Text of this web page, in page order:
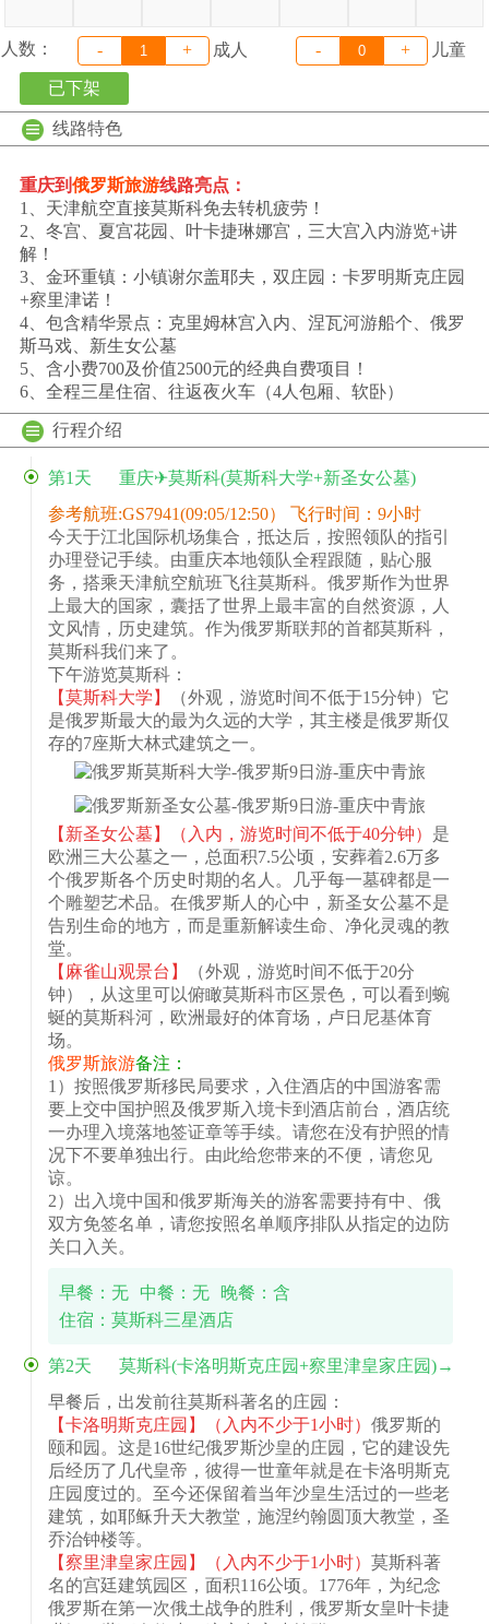
人数： - + 成人 - + 儿童
已下架
线路特色
重庆到俄罗斯旅游线路亮点：
1、天津航空直接莫斯科免去转机疲劳！
2、冬宫、夏宫花园、叶卡捷琳娜宫，三大宫入内游览+讲
解！
3、金环重镇：小镇谢尔盖耶夫，双庄园：卡罗明斯克庄园
+察里津诺！
4、包含精华景点：克里姆林宫入内、涅瓦河游船个、俄罗
斯马戏、新生女公墓
5、含小费700及价值2500元的经典自费项目！
6、全程三星住宿、往返夜火车（4人包厢、软卧）
行程介绍
第1天
重庆✈莫斯科(莫斯科大学+新圣女公墓)
参考航班:GS7941(09:05/12:50） 飞行时间：9小时
今天于江北国际机场集合，抵达后，按照领队的指引
办理登记手续。由重庆本地领队全程跟随，贴心服
务，搭乘天津航空航班飞往莫斯科。俄罗斯作为世界
上最大的国家，囊括了世界上最丰富的自然资源，人
文风情，历史建筑。作为俄罗斯联邦的首都莫斯科，
莫斯科我们来了。
下午游览莫斯科：
【莫斯科大学】
（外观，游览时间不低于15分钟）它
是俄罗斯最大的最为久远的大学，其主楼是俄罗斯仅
存的7座斯大林式建筑之一。
【新圣女公墓】 （入内，游览时间不低于40分钟） 是
欧洲三大公墓之一，总面积7.5公顷，安葬着2.6万多
个俄罗斯各个历史时期的名人。几乎每一墓碑都是一
个雕塑艺术品。在俄罗斯人的心中，新圣女公墓不是
告别生命的地方，而是重新解读生命、净化灵魂的教
堂。
【麻雀山观景台】
（外观，游览时间不低于20分
钟），从这里可以俯瞰莫斯科市区景色，可以看到蜿
蜒的莫斯科河，欧洲最好的体育场，卢日尼基体育
场。
俄罗斯旅游备注：
1）按照俄罗斯移民局要求，入住酒店的中国游客需
要上交中国护照及俄罗斯入境卡到酒店前台，酒店统
一办理入境落地签证章等手续。请您在没有护照的情
况下不要单独出行。由此给您带来的不便，请您见
谅。
2）出入境中国和俄罗斯海关的游客需要持有中、俄
双方免签名单，请您按照名单顺序排队从指定的边防
关口入关。
早餐：无 中餐：无
晚餐：含
住宿：莫斯科三星酒店
第2天
莫斯科(卡洛明斯克庄园+察里津皇家庄园)→
圣彼得堡
早餐后，出发前往莫斯科著名的庄园：
【卡洛明斯克庄园】
（入内不少于1小时） 俄罗斯的
颐和园。这是16世纪俄罗斯沙皇的庄园，它的建设先
后经历了几代皇帝，彼得一世童年就是在卡洛明斯克
庄园度过的。至今还保留着当年沙皇生活过的一些老
建筑，如耶稣升天大教堂，施涅约翰圆顶大教堂，圣
乔治钟楼等。
【察里津皇家庄园】
（入内不少于1小时） 莫斯科著
名的宫廷建筑园区，面积116公顷。1776年，为纪念
俄罗斯在第一次俄土战争的胜利，俄罗斯女皇叶卡捷